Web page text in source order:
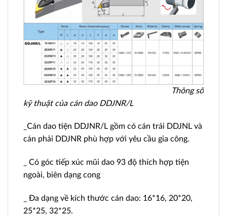
Thông số
kỹ thuật của cán dao DDJNR/L
_Cán dao tiện DDJNR/L gồm có cán trái DDJNL và
cán phải DDJNR phù hợp với yêu cầu gia công.
_ Có góc tiếp xúc mũi dao 93 độ thích hợp tiện
ngoài, biên dạng cong
_ Đa dạng về kích thước cán dao: 16*16, 20*20,
25*25, 32*25.